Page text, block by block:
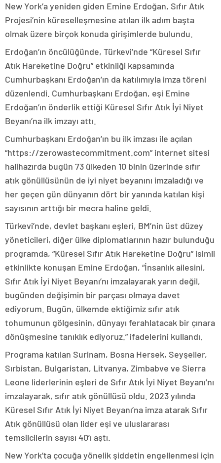
New York’a yeniden giden Emine Erdoğan, Sıfır Atık
Projesi’nin küreselleşmesine atılan ilk adım başta
olmak üzere birçok konuda girişimlerde bulundu.
Erdoğan’ın öncülüğünde, Türkevi’nde “Küresel Sıfır
Atık Hareketine Doğru” etkinliği kapsamında
Cumhurbaşkanı Erdoğan’ın da katılımıyla imza töreni
düzenlendi. Cumhurbaşkanı Erdoğan, eşi Emine
Erdoğan’ın önderlik ettiği Küresel Sıfır Atık İyi Niyet
Beyanı’na ilk imzayı attı.
Cumhurbaşkanı Erdoğan’ın bu ilk imzası ile açılan
“https://zerowastecommitment.com” internet sitesi
halihazırda bugün 73 ülkeden 10 binin üzerinde sıfır
atık gönüllüsünün de iyi niyet beyanını imzaladığı ve
her geçen gün dünyanın dört bir yanında katılan kişi
sayısının arttığı bir mecra haline geldi.
Türkevi’nde, devlet başkanı eşleri, BM’nin üst düzey
yöneticileri, diğer ülke diplomatlarının hazır bulunduğu
programda, “Küresel Sıfır Atık Hareketine Doğru” isimli
etkinlikte konuşan Emine Erdoğan, “İnsanlık ailesini,
Sıfır Atık İyi Niyet Beyanı’nı imzalayarak yarın değil,
bugünden değişimin bir parçası olmaya davet
ediyorum. Bugün, ülkemde ektiğimiz sıfır atık
tohumunun gölgesinin, dünyayı ferahlatacak bir çınara
dönüşmesine tanıklık ediyoruz.” ifadelerini kullandı.
Programa katılan Surinam, Bosna Hersek, Seyşeller,
Sırbistan, Bulgaristan, Litvanya, Zimbabve ve Sierra
Leone liderlerinin eşleri de Sıfır Atık İyi Niyet Beyanı’nı
imzalayarak, sıfır atık gönüllüsü oldu. 2023 yılında
Küresel Sıfır Atık İyi Niyet Beyanı’na imza atarak Sıfır
Atık gönüllüsü olan lider eşi ve uluslararası
temsilcilerin sayısı 40’ı aştı.
New York’ta çocuğa yönelik şiddetin engellenmesi için